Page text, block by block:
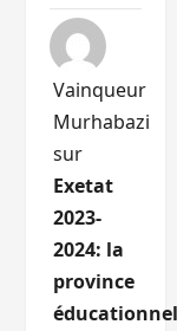
Vainqueur
Murhabazi
sur
Exetat
2023-
2024: la
province